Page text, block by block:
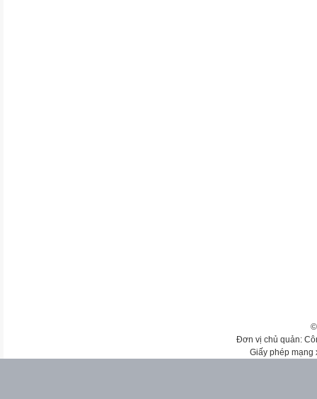
Đơn vị chủ quản:
Giấy phép mạng